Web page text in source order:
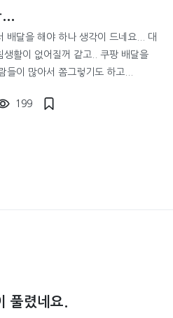
...
배달을 해야 하나 생각이 드네요... 대
생활이 없어질꺼 같고.. 쿠팡 배달을
들이 많아서 쫌그렇기도 하고...
199
풀렸네요.